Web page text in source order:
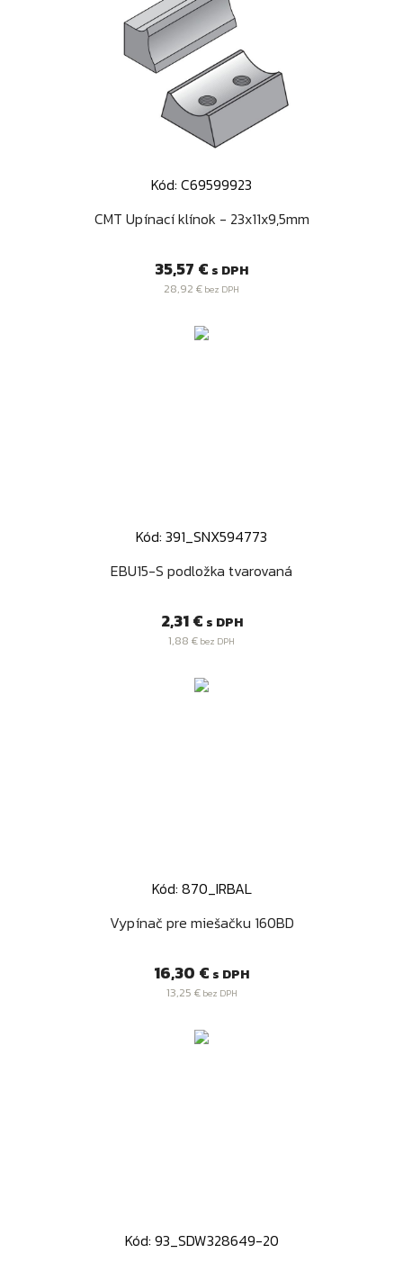
Kód: C69599923
CMT Upínací klínok - 23x11x9,5mm
Cena
35,57 € s DPH
28,92 € bez DPH
Kód: 391_SNX594773
EBU15-S podložka tvarovaná
Cena
2,31 € s DPH
1,88 € bez DPH
Kód: 870_IRBAL
Vypínač pre miešačku 160BD
Cena
16,30 € s DPH
13,25 €bez DPH
Kód: 93_SDW328649-20